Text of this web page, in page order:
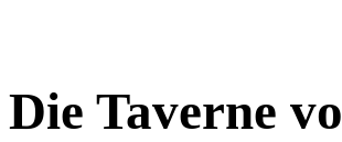
Die Taverne